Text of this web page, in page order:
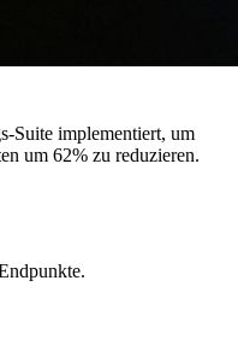
Suite implementiert, um
um 62% zu reduzieren.